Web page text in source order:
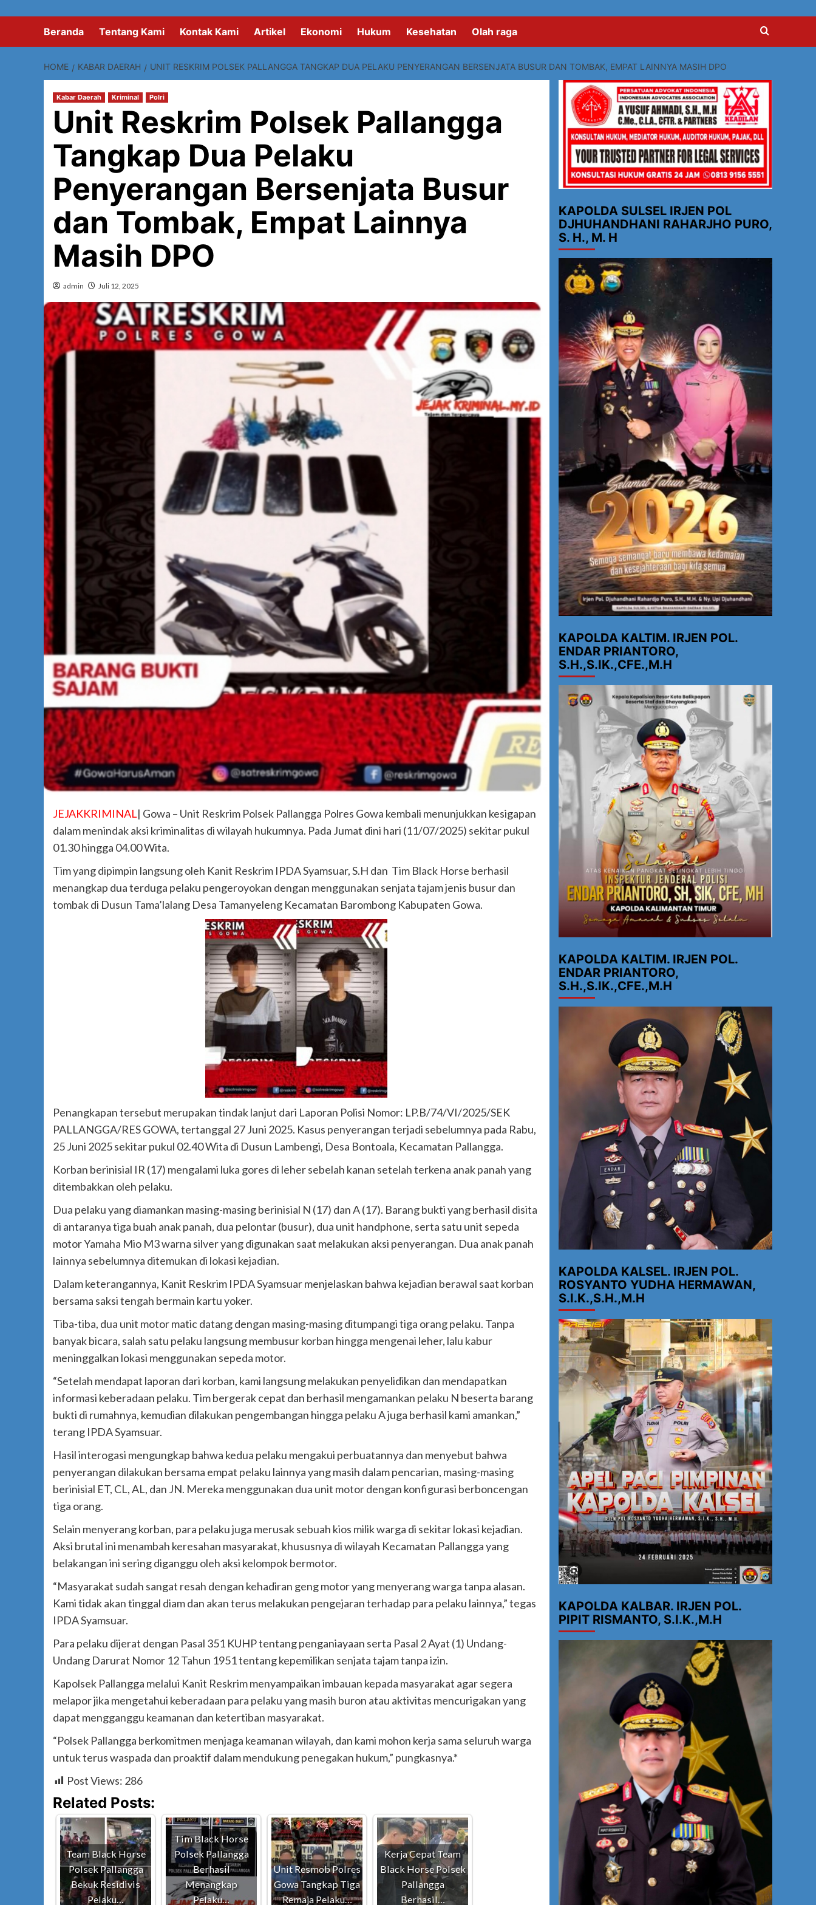
Beranda Tentang Kami Kontak Kami Artikel Ekonomi Hukum Kesehatan Olah raga
HOME KABAR DAERAH UNIT RESKRIM POLSEK PALLANGGA TANGKAP DUA PELAKU PENYERANGAN BERSENJATA BUSUR DAN TOMBAK, EMPAT LAINNYA MASIH DPO
Kabar Daerah Kriminal Polri
Unit Reskrim Polsek Pallangga
Tangkap Dua Pelaku
Penyerangan Bersenjata Busur
dan Tombak, Empat Lainnya
Masih DPO
admin Juli 12, 2025
JEJAKKRIMINAL| Gowa – Unit Reskrim Polsek Pallangga Polres Gowa kembali menunjukkan kesigapan
dalam menindak aksi kriminalitas di wilayah hukumnya. Pada Jumat dini hari (11/07/2025) sekitar pukul
01.30 hingga 04.00 Wita.
Tim yang dipimpin langsung oleh Kanit Reskrim IPDA Syamsuar, S.H dan Tim Black Horse berhasil
menangkap dua terduga pelaku pengeroyokan dengan menggunakan senjata tajam jenis busur dan
tombak di Dusun Tama’lalang Desa Tamanyeleng Kecamatan Barombong Kabupaten Gowa.
Penangkapan tersebut merupakan tindak lanjut dari Laporan Polisi Nomor: LP.B/74/VI/2025/SEK
PALLANGGA/RES GOWA, tertanggal 27 Juni 2025. Kasus penyerangan terjadi sebelumnya pada Rabu,
25 Juni 2025 sekitar pukul 02.40 Wita di Dusun Lambengi, Desa Bontoala, Kecamatan Pallangga.
Korban berinisial IR (17) mengalami luka gores di leher sebelah kanan setelah terkena anak panah yang
ditembakkan oleh pelaku.
Dua pelaku yang diamankan masing-masing berinisial N (17) dan A (17). Barang bukti yang berhasil disita
di antaranya tiga buah anak panah, dua pelontar (busur), dua unit handphone, serta satu unit sepeda
motor Yamaha Mio M3 warna silver yang digunakan saat melakukan aksi penyerangan. Dua anak panah
lainnya sebelumnya ditemukan di lokasi kejadian.
Dalam keterangannya, Kanit Reskrim IPDA Syamsuar menjelaskan bahwa kejadian berawal saat korban
bersama saksi tengah bermain kartu yoker.
Tiba-tiba, dua unit motor matic datang dengan masing-masing ditumpangi tiga orang pelaku. Tanpa
banyak bicara, salah satu pelaku langsung membusur korban hingga mengenai leher, lalu kabur
meninggalkan lokasi menggunakan sepeda motor.
“Setelah mendapat laporan dari korban, kami langsung melakukan penyelidikan dan mendapatkan
informasi keberadaan pelaku. Tim bergerak cepat dan berhasil mengamankan pelaku N beserta barang
bukti di rumahnya, kemudian dilakukan pengembangan hingga pelaku A juga berhasil kami amankan,”
terang IPDA Syamsuar.
Hasil interogasi mengungkap bahwa kedua pelaku mengakui perbuatannya dan menyebut bahwa
penyerangan dilakukan bersama empat pelaku lainnya yang masih dalam pencarian, masing-masing
berinisial ET, CL, AL, dan JN. Mereka menggunakan dua unit motor dengan konfigurasi berboncengan
tiga orang.
Selain menyerang korban, para pelaku juga merusak sebuah kios milik warga di sekitar lokasi kejadian.
Aksi brutal ini menambah keresahan masyarakat, khususnya di wilayah Kecamatan Pallangga yang
belakangan ini sering diganggu oleh aksi kelompok bermotor.
“Masyarakat sudah sangat resah dengan kehadiran geng motor yang menyerang warga tanpa alasan.
Kami tidak akan tinggal diam dan akan terus melakukan pengejaran terhadap para pelaku lainnya,” tegas
IPDA Syamsuar.
Para pelaku dijerat dengan Pasal 351 KUHP tentang penganiayaan serta Pasal 2 Ayat (1) Undang-
Undang Darurat Nomor 12 Tahun 1951 tentang kepemilikan senjata tajam tanpa izin.
Kapolsek Pallangga melalui Kanit Reskrim menyampaikan imbauan kepada masyarakat agar segera
melapor jika mengetahui keberadaan para pelaku yang masih buron atau aktivitas mencurigakan yang
dapat mengganggu keamanan dan ketertiban masyarakat.
“Polsek Pallangga berkomitmen menjaga keamanan wilayah, dan kami mohon kerja sama seluruh warga
untuk terus waspada dan proaktif dalam mendukung penegakan hukum,” pungkasnya.*
Post Views: 286
Related Posts:
Team Black Horse
Polsek Pallangga
Bekuk Residivis
Pelaku…
Tim Black Horse
Polsek Pallangga
Berhasil
Menangkap
Pelaku…
Unit Resmob Polres
Gowa Tangkap Tiga
Remaja Pelaku…
Kerja Cepat Team
Black Horse Polsek
Pallangga
Berhasil…
KAPOLDA SULSEL IRJEN POL
DJHUHANDHANI RAHARJHO PURO,
S. H., M. H
KAPOLDA KALTIM. IRJEN POL.
ENDAR PRIANTORO,
S.H.,S.IK.,CFE.,M.H
KAPOLDA KALTIM. IRJEN POL.
ENDAR PRIANTORO,
S.H.,S.IK.,CFE.,M.H
KAPOLDA KALSEL. IRJEN POL.
ROSYANTO YUDHA HERMAWAN,
S.I.K.,S.H.,M.H
KAPOLDA KALBAR. IRJEN POL.
PIPIT RISMANTO, S.I.K.,M.H